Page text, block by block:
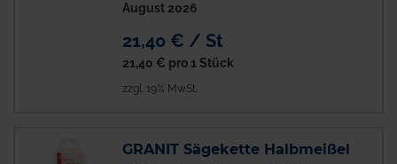
August 2026
21,40 € / St
21,40 € pro 1 Stück
zzgl. 19% MwSt.
GRANIT Sägekette Halbmeißel